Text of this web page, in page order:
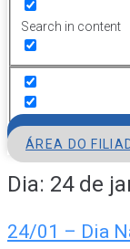
Search in content
ÁREA DO
Dia: 24 de
24/01 – Dia